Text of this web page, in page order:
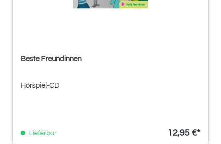
Beste Freundinnen
Hörspiel-CD
Lieferbar 12,95 €*